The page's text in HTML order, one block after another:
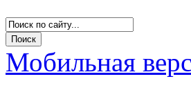
Мобильная